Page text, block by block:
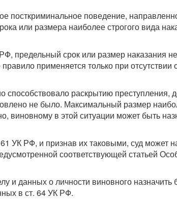
посткриминальное поведение,
или размера наиболее строгого вида
предельный срок или размер наказания
применяется только при отсутствии
раскрытию преступления,
не было. Максимальный размер
виновному в этой ситуации может быть
УК РФ, и признав их таковыми, суд может
соответствующей статьей
и данных о личности виновного назначить
в ст. 64 УК РФ.